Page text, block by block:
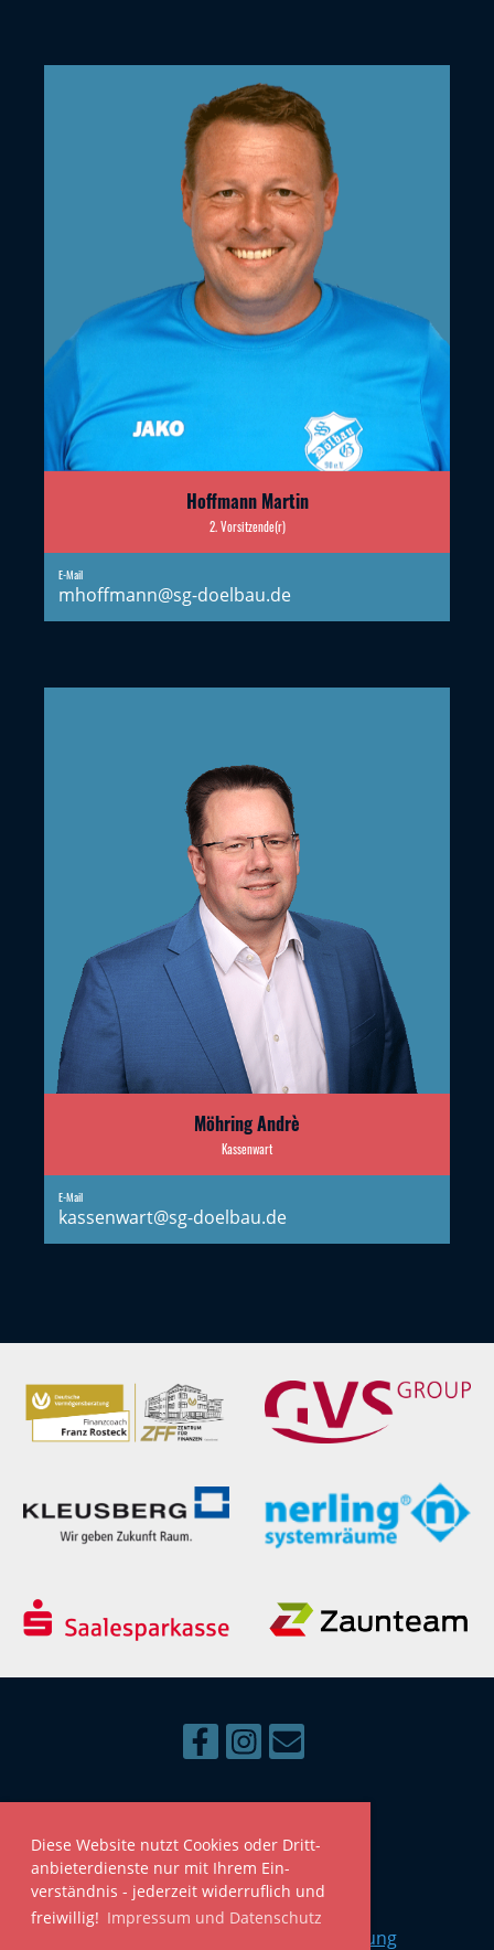
Diese Web­site nutzt Cookies oder Dritt­
anbieter­dienste nur mit Ihrem Ein­
verständnis - jeder­zeit wider­ruflich und
frei­willig! Impressum und Datenschutz
Hoffmann Martin
2. Vorsitzende(r)
E-Mail
mhoffmann@sg-doelbau.de
Möhring Andrè
Kassenwart
E-Mail
kassenwart@sg-doelbau.de
SG Dölbau 90 e.V.
Umspannwerk 20
06184 Kabelsketal
Datenschutzerklärung